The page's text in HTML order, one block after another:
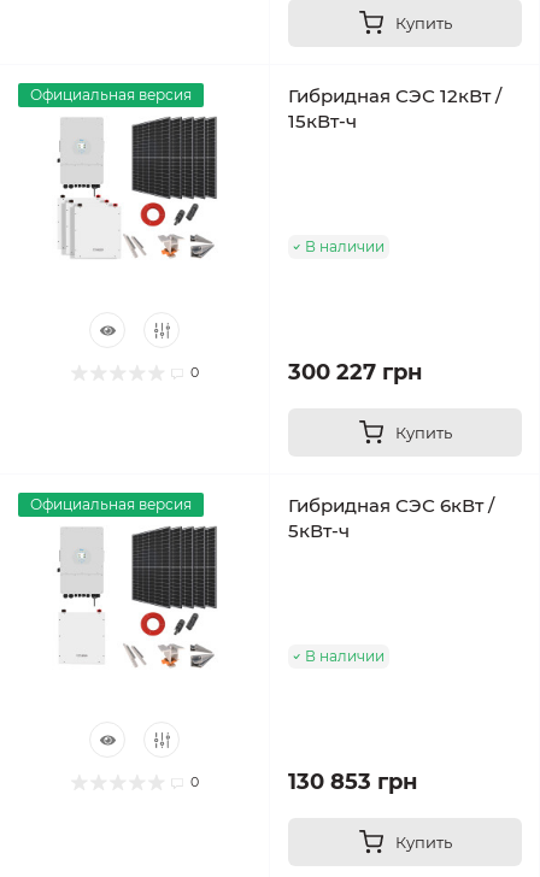
Купить
Официальная версия
0
Гибридная СЭС 12кВт /
15кВт-ч
В наличии
300 227 грн
Купить
Официальная версия
0
Гибридная СЭС 6кВт /
5кВт-ч
В наличии
130 853 грн
Купить